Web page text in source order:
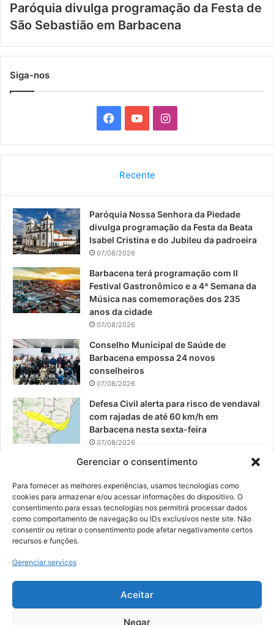
Gerenciar o consentimento
Para fornecer as melhores experiências, usamos tecnologias como
cookies para armazenar e/ou acessar informações do dispositivo. O
consentimento para essas tecnologias nos permitirá processar dados
como comportamento de navegação ou IDs exclusivos neste site. Não
consentir ou retirar o consentimento pode afetar negativamente certos
recursos e funções.
Gerenciar serviços
Aceitar
Negar
Paróquia divulga programação da Festa de
São Sebastião em Barbacena
Siga-nos
a
b
o
k
o
u
b
I
n
a
g
a
Recente
Paróquia Nossa Senhora da Piedade
divulga programação da Festa da Beata
Isabel Cristina e do Jubileu da padroeira
07/08/2026
Barbacena terá programação com II
Festival Gastronômico e a 4ª Semana da
Música nas comemorações dos 235
anos da cidade
07/08/2026
Conselho Municipal de Saúde de
Barbacena empossa 24 novos
conselheiros
07/08/2026
Defesa Civil alerta para risco de vendaval
com rajadas de até 60 km/h em
Barbacena nesta sexta-feira
07/08/2026
EPCAR tem a melhor nota do IDEB no
06/08/2026
© 2026, Todos os direitos reservados | Desenvolvido por:
Digital Business| Hospedado por:NP Publicidade
Fale Conosco
Sobre Nós
Política de Segurança e Privacidade